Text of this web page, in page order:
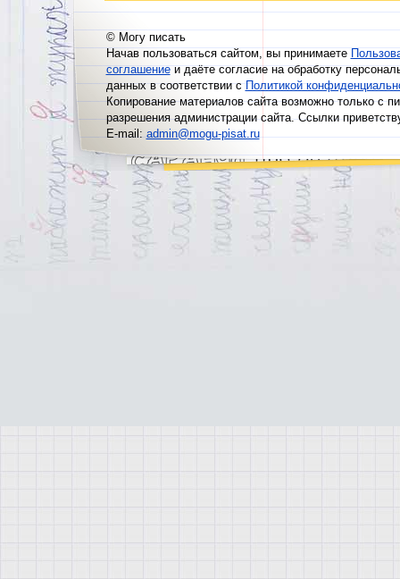
© Могу писать
Начав пользоваться сайтом, вы принимаете
соглашениеи даёте согласие на обработку
данных в соответствии сПолитикой
Копирование материалов сайта возможно только с
разрешения администрации сайта. Ссылки
E-mail:admin@mogu-pisat.ru